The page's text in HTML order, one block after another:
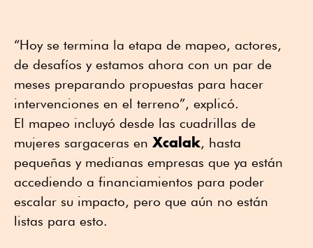
“Hoy se termina la etapa de mapeo, actores,
de desafíos y estamos ahora con un par de
meses preparando propuestas para hacer
intervenciones en el terreno”, explicó.
El mapeo incluyó desde las cuadrillas de
mujeres sargaceras en Xcalak, hasta
pequeñas y medianas empresas que ya están
accediendo a financiamientos para poder
escalar su impacto, pero que aún no están
listas para esto.